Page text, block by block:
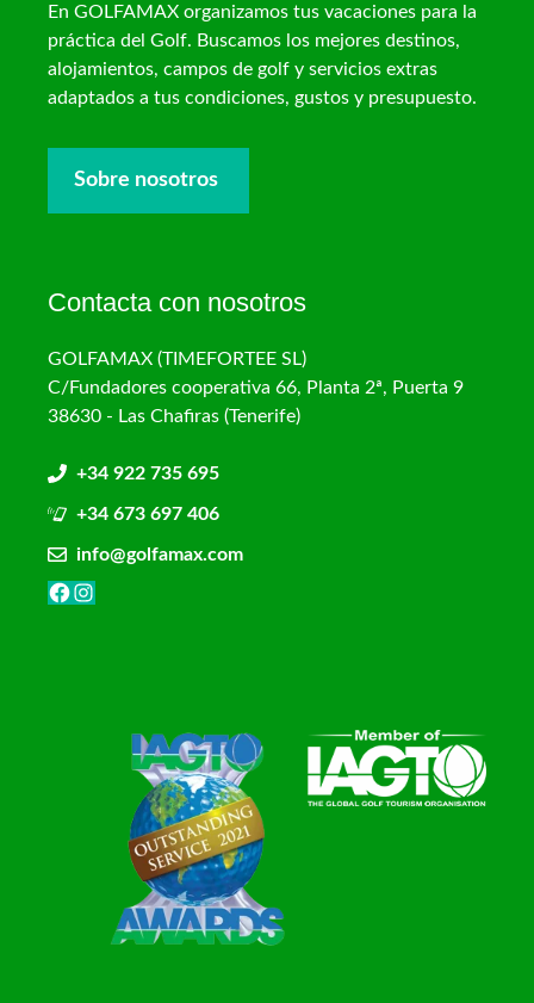
En GOLFAMAX organizamos tus vacaciones para la
práctica del Golf. Buscamos los mejores destinos,
alojamientos, campos de golf y servicios extras
adaptados a tus condiciones, gustos y presupuesto.
Sobre nosotros
Contacta con nosotros
GOLFAMAX (TIMEFORTEE SL)
C/Fundadores cooperativa 66, Planta 2ª, Puerta 9
38630 - Las Chafiras (Tenerife)
+34 922 735 695
+34 673 697 406
info@golfamax.com
Facebook
Instagram